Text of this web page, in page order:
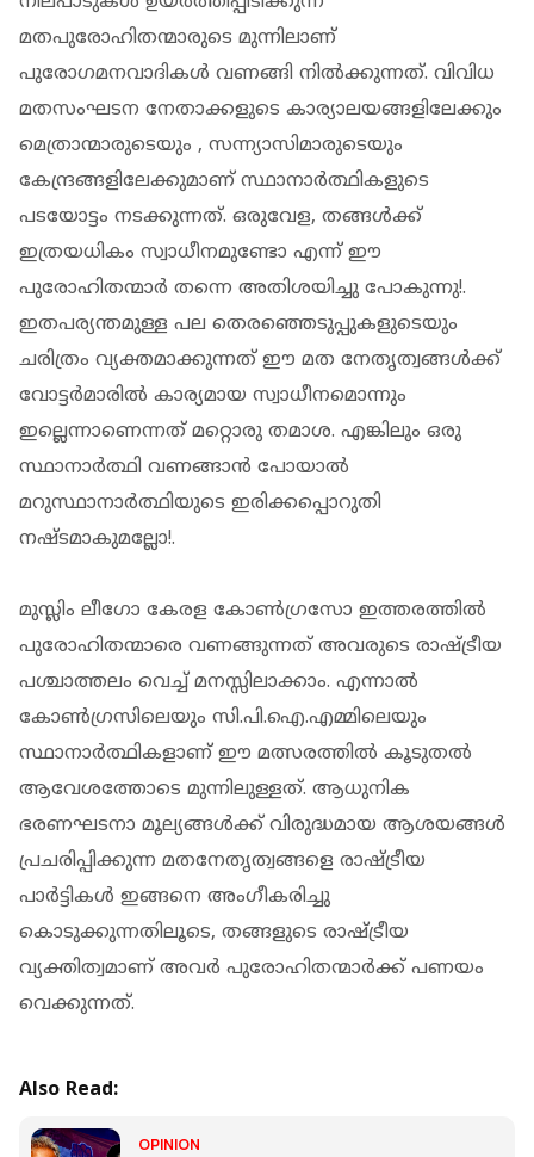
മതപുരോഹിതന്മാരുടെ മുന്നിലാണ്
പുരോഗമനവാദികൾ വണങ്ങി നിൽക്കുന്നത്. വിവിധ
മതസംഘടന നേതാക്കളുടെ കാര്യാലയങ്ങളിലേക്കും
മെത്രാന്മാരുടെയും , സന്ന്യാസിമാരുടെയും
കേന്ദ്രങ്ങളിലേക്കുമാണ് സ്ഥാനാർത്ഥികളുടെ
പടയോട്ടം നടക്കുന്നത്‌. ഒരുവേള, തങ്ങൾക്ക്‌
ഇത്രയധികം സ്വാധീനമുണ്ടോ എന്ന് ഈ
പുരോഹിതന്മാർ തന്നെ അതിശയിച്ചു പോകുന്നു!.
ഇതപര്യന്തമുള്ള പല തെരഞ്ഞെടുപ്പുകളുടെയും
ചരിത്രം വ്യക്തമാക്കുന്നത്‌ ഈ മത നേതൃത്വങ്ങൾക്ക്‌
വോട്ടർമാരിൽ കാര്യമായ സ്വാധീനമൊന്നും
ഇല്ലെന്നാണെന്നത്‌ മറ്റൊരു തമാശ. എങ്കിലും ഒരു
സ്ഥാനാർത്ഥി വണങ്ങാൻ പോയാൽ
മറുസ്ഥാനാർത്ഥിയുടെ ഇരിക്കപ്പൊറുതി
നഷ്ടമാകുമല്ലോ!.
മുസ്ലിം ലീഗോ കേരള കോൺഗ്രസോ ഇത്തരത്തിൽ
പുരോഹിതന്മാരെ വണങ്ങുന്നത് അവരുടെ രാഷ്ട്രീയ
പശ്ചാത്തലം വെച്ച് മനസ്സിലാക്കാം. എന്നാൽ
കോൺഗ്രസിലെയും സി.പി.ഐ.എമ്മിലെയും
സ്ഥാനാർത്ഥികളാണ് ഈ മത്സരത്തിൽ കൂടുതൽ
ആവേശത്തോടെ മുന്നിലുള്ളത്. ആധുനിക
ഭരണഘടനാ മൂല്യങ്ങൾക്ക് വിരുദ്ധമായ ആശയങ്ങൾ
പ്രചരിപ്പിക്കുന്ന മതനേതൃത്വങ്ങളെ രാഷ്ട്രീയ
പാർട്ടികൾ ഇങ്ങനെ അംഗീകരിച്ചു
കൊടുക്കുന്നതിലൂടെ, തങ്ങളുടെ രാഷ്ട്രീയ
വ്യക്തിത്വമാണ് അവർ പുരോഹിതന്മാർക്ക് പണയം
വെക്കുന്നത്.
Also Read:
OPINION